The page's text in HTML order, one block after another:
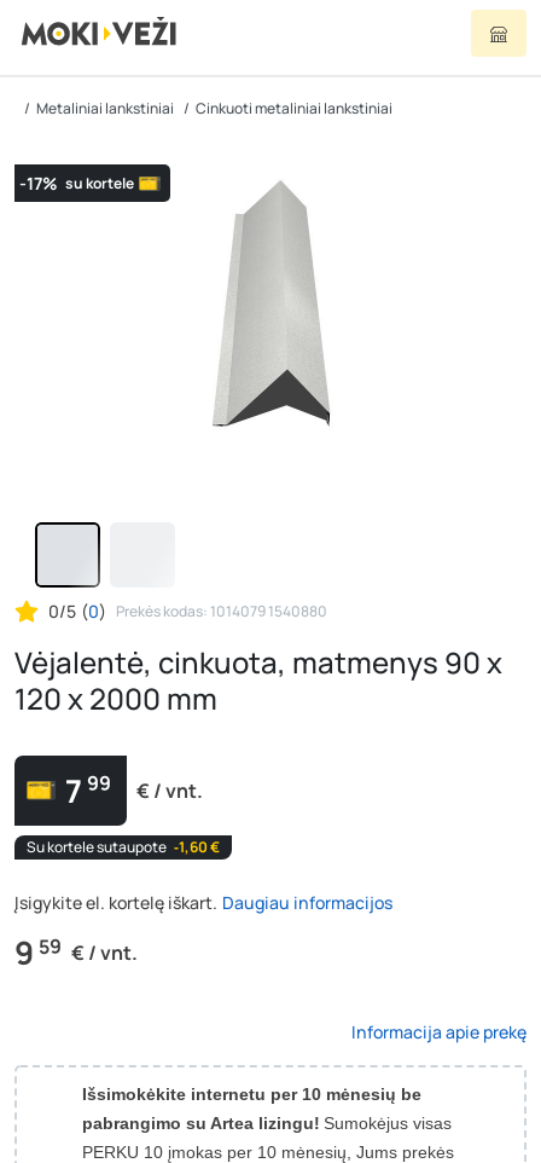
Metaliniai lankstiniai Cinkuoti metaliniai lankstiniai
-17% su kortele
0/5 (0) Prekės kodas: 1014079 1540880
Vėjalentė, cinkuota, matmenys 90 x
120 x 2000 mm
7 99 € / vnt.
Su kortele sutaupote ‐1,60 €
Įsigykite el. kortelę iškart. Daugiau informacijos
9 59 € / vnt.
Informacija apie prekę
Išsimokėkite internetu per 10 mėnesių be
pabrangimo su Artea lizingu! Sumokėjus visas
PERKU 10 įmokas per 10 mėnesių, Jums prekės